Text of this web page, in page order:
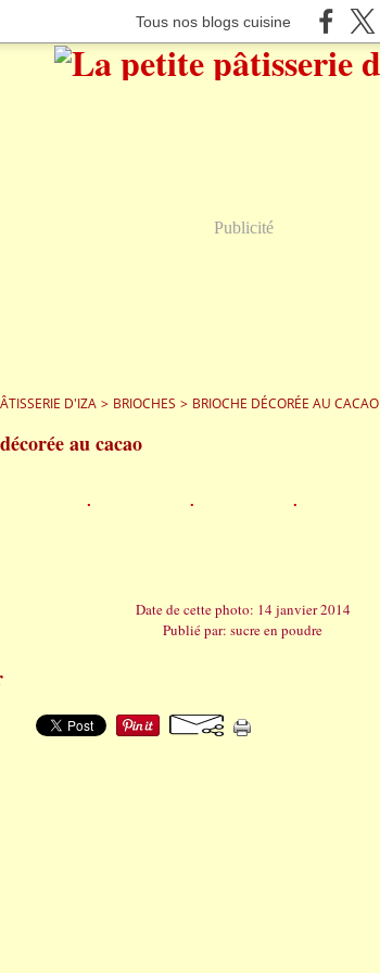
Tous nos blogs cuisine
Publicité
D'IZA > BRIOCHES > BRIOCHE DÉCORÉE AU CACAO
au cacao
Date de cette photo: 14 janvier 2014
Publié par: sucre en poudre